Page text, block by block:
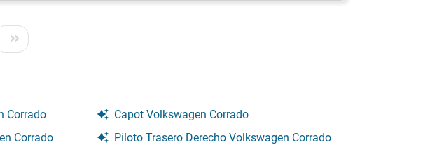
Corrado
Capot Volkswagen Corrado
Corrado Piloto Trasero Derecho Volkswagen Corrado